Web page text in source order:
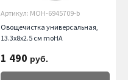
Артикул: MOH-6945709-b
Овощечистка универсальная,
13.3х8х2.5 см moHA
1 490 руб.